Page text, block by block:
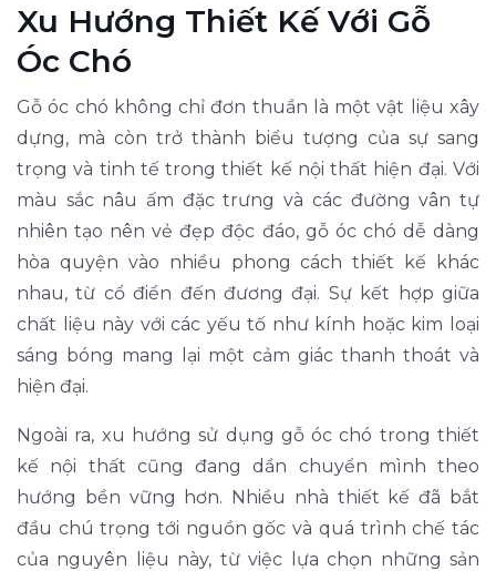
Xu Hướng Thiết Kế Với Gỗ
Óc Chó
Gỗ óc chó không chỉ đơn thuần là một vật liệu xây
dựng, mà còn trở thành biểu tượng của sự sang
trọng và tinh tế trong thiết kế nội thất hiện đại. Với
màu sắc nâu ấm đặc trưng và các đường vân tự
nhiên tạo nên vẻ đẹp độc đáo, gỗ óc chó dễ dàng
hòa quyện vào nhiều phong cách thiết kế khác
nhau, từ cổ điển đến đương đại. Sự kết hợp giữa
chất liệu này với các yếu tố như kính hoặc kim loại
sáng bóng mang lại một cảm giác thanh thoát và
hiện đại.
Ngoài ra, xu hướng sử dụng gỗ óc chó trong thiết
kế nội thất cũng đang dần chuyển mình theo
hướng bền vững hơn. Nhiều nhà thiết kế đã bắt
đầu chú trọng tới nguồn gốc và quá trình chế tác
của nguyên liệu này, từ việc lựa chọn những sản